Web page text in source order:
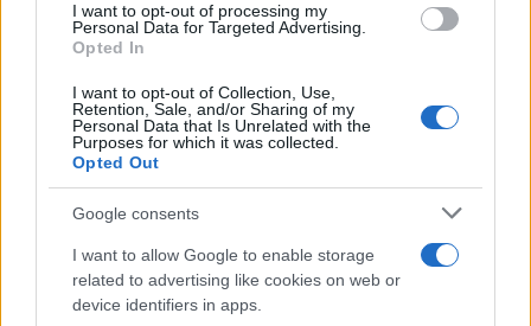
I want to opt-out of processing my
Personal Data for Targeted Advertising.
Opted In
I want to opt-out of Collection, Use,
Retention, Sale, and/or Sharing of my
Personal Data that Is Unrelated with the
Purposes for which it was collected.
Opted Out
Google consents
I want to allow Google to enable storage
related to advertising like cookies on web or
device identifiers in apps.
„Egy nukleáris háborúban fél óra
alatt megsemmisíthetjük a NATO
országait”